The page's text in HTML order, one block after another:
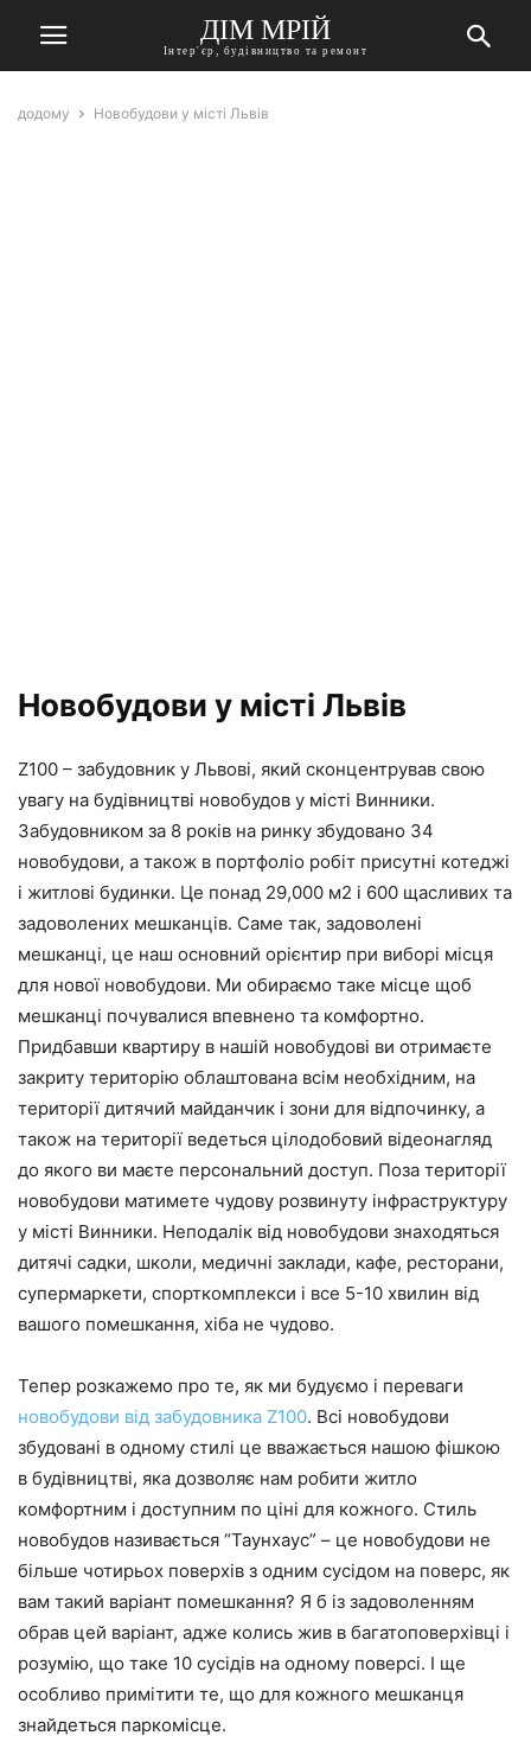
ДІМ МРІЙ
Інтер'єр, будівництво та ремонт
додому Новобудови у місті Львів
Новобудови у місті Львів
Z100 – забудовник у Львові, який сконцентрував свою
увагу на будівництві новобудов у місті Винники.
Забудовником за 8 років на ринку збудовано 34
новобудови, а також в портфоліо робіт присутні котеджі
і житлові будинки. Це понад 29,000 м2 і 600 щасливих та
задоволених мешканців. Саме так, задоволені
мешканці, це наш основний орієнтир при виборі місця
для нової новобудови. Ми обираємо таке місце щоб
мешканці почувалися впевнено та комфортно.
Придбавши квартиру в нашій новобудові ви отримаєте
закриту територію облаштована всім необхідним, на
території дитячий майданчик і зони для відпочинку, а
також на території ведеться цілодобовий відеонагляд
до якого ви маєте персональний доступ. Поза території
новобудови матимете чудову розвинуту інфраструктуру
у місті Винники. Неподалік від новобудови знаходяться
дитячі садки, школи, медичні заклади, кафе, ресторани,
супермаркети, спорткомплекси і все 5-10 хвилин від
вашого помешкання, хіба не чудово.
Тепер розкажемо про те, як ми будуємо і переваги
новобудови від забудовника Z100. Всі новобудови
збудовані в одному стилі це вважається нашою фішкою
в будівництві, яка дозволяє нам робити житло
комфортним і доступним по ціні для кожного. Стиль
новобудов називається “Таунхаус” – це новобудови не
більше чотирьох поверхів з одним сусідом на поверс, як
вам такий варіант помешкання? Я б із задоволенням
обрав цей варіант, адже колись жив в багатоповерхівці і
розумію, що таке 10 сусідів на одному поверсі. І ще
особливо примітити те, що для кожного мешканця
знайдеться паркомісце.